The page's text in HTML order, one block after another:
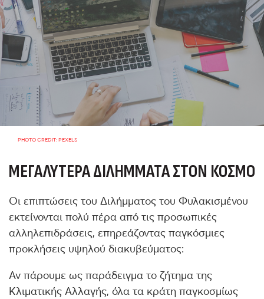
PHOTO CREDIT: PEXELS
ΜΕΓΑΛΎΤΕΡΑ ΔΙΛΉΜΜΑΤΑ ΣΤΟΝ ΚΌΣΜΟ
Οι επιπτώσεις του Διλήμματος του Φυλακισμένου
εκτείνονται πολύ πέρα από τις προσωπικές
αλληλεπιδράσεις, επηρεάζοντας παγκόσμιες
προκλήσεις υψηλού διακυβεύματος:
Αν πάρουμε ως παράδειγμα το ζήτημα της
Κλιματικής Αλλαγής, όλα τα κράτη παγκοσμίως